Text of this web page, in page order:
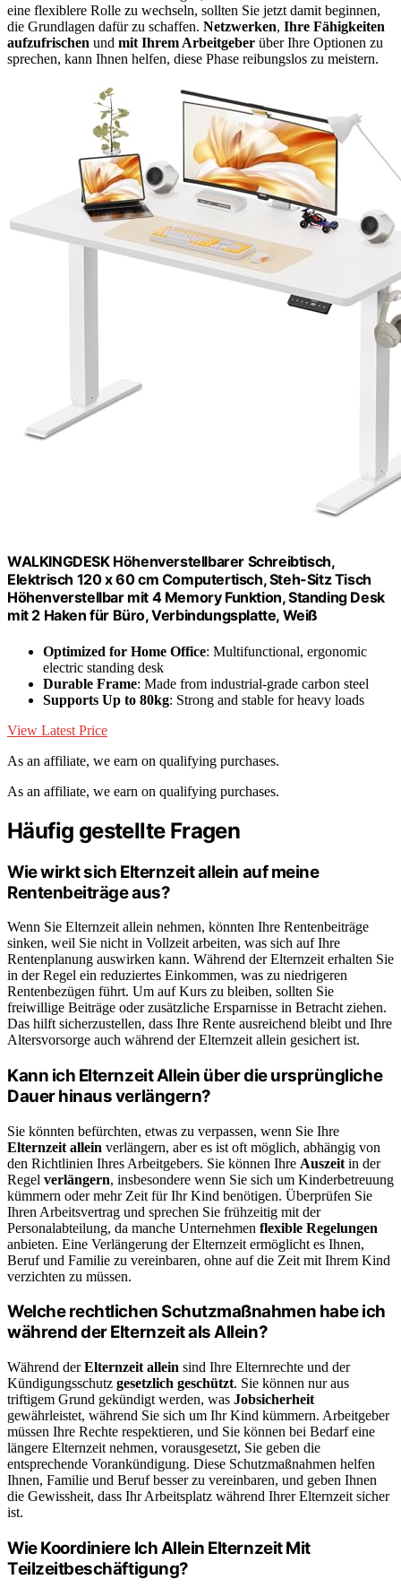
eine flexiblere Rolle zu wechseln, sollten Sie jetzt damit beginnen,
die Grundlagen dafür zu schaffen. Netzwerken, Ihre Fähigkeiten
aufzufrischen und mit Ihrem Arbeitgeber über Ihre Optionen zu
sprechen, kann Ihnen helfen, diese Phase reibungslos zu meistern.
WALKINGDESK Höhenverstellbarer Schreibtisch,
Elektrisch 120 x 60 cm Computertisch, Steh-Sitz Tisch
Höhenverstellbar mit 4 Memory Funktion, Standing Desk
mit 2 Haken für Büro, Verbindungsplatte, Weiß
Optimized for Home Office: Multifunctional, ergonomic
electric standing desk
Durable Frame: Made from industrial-grade carbon steel
Supports Up to 80kg: Strong and stable for heavy loads
View Latest Price
As an affiliate, we earn on qualifying purchases.
As an affiliate, we earn on qualifying purchases.
Häufig gestellte Fragen
Wie wirkt sich Elternzeit allein auf meine
Rentenbeiträge aus?
Wenn Sie Elternzeit allein nehmen, könnten Ihre Rentenbeiträge
sinken, weil Sie nicht in Vollzeit arbeiten, was sich auf Ihre
Rentenplanung auswirken kann. Während der Elternzeit erhalten Sie
in der Regel ein reduziertes Einkommen, was zu niedrigeren
Rentenbezügen führt. Um auf Kurs zu bleiben, sollten Sie
freiwillige Beiträge oder zusätzliche Ersparnisse in Betracht ziehen.
Das hilft sicherzustellen, dass Ihre Rente ausreichend bleibt und Ihre
Altersvorsorge auch während der Elternzeit allein gesichert ist.
Kann ich Elternzeit Allein über die ursprüngliche
Dauer hinaus verlängern?
Sie könnten befürchten, etwas zu verpassen, wenn Sie Ihre
Elternzeit allein verlängern, aber es ist oft möglich, abhängig von
den Richtlinien Ihres Arbeitgebers. Sie können Ihre Auszeit in der
Regel verlängern, insbesondere wenn Sie sich um Kinderbetreuung
kümmern oder mehr Zeit für Ihr Kind benötigen. Überprüfen Sie
Ihren Arbeitsvertrag und sprechen Sie frühzeitig mit der
Personalabteilung, da manche Unternehmen flexible Regelungen
anbieten. Eine Verlängerung der Elternzeit ermöglicht es Ihnen,
Beruf und Familie zu vereinbaren, ohne auf die Zeit mit Ihrem Kind
verzichten zu müssen.
Welche rechtlichen Schutzmaßnahmen habe ich
während der Elternzeit als Allein?
Während derElternzeit allein sind Ihre Elternrechte und der
Kündigungsschutz gesetzlich geschützt. Sie können nur aus
triftigem Grund gekündigt werden, was Jobsicherheit
gewährleistet, während Sie sich um Ihr Kind kümmern. Arbeitgeber
müssen Ihre Rechte respektieren, und Sie können bei Bedarf eine
längere Elternzeit nehmen, vorausgesetzt, Sie geben die
entsprechende Vorankündigung. Diese Schutzmaßnahmen helfen
Ihnen, Familie und Beruf besser zu vereinbaren, und geben Ihnen
die Gewissheit, dass Ihr Arbeitsplatz während Ihrer Elternzeit sicher
ist.
Wie Koordiniere Ich Allein Elternzeit Mit
Teilzeitbeschäftigung?